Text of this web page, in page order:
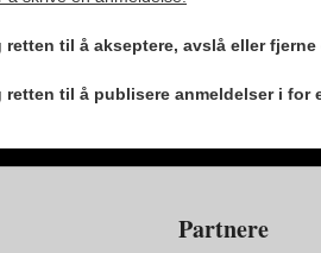
til å akseptere, avslå eller
til å publisere anmeldelser i for
Partnere